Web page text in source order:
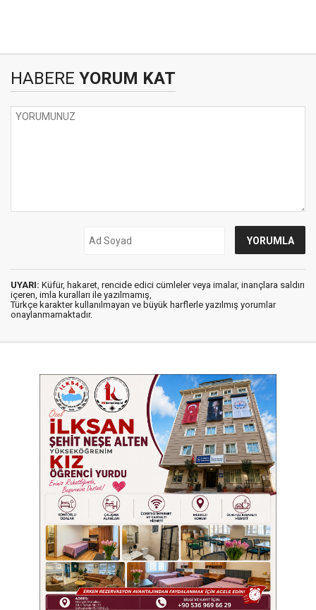
HABERE YORUM KAT
UYARI: Küfür, hakaret, rencide edici cümleler veya imalar, inançlara saldırı
içeren, imla kuralları ile yazılmamış,
Türkçe karakter kullanılmayan ve büyük harflerle yazılmış yorumlar
onaylanmamaktadır.